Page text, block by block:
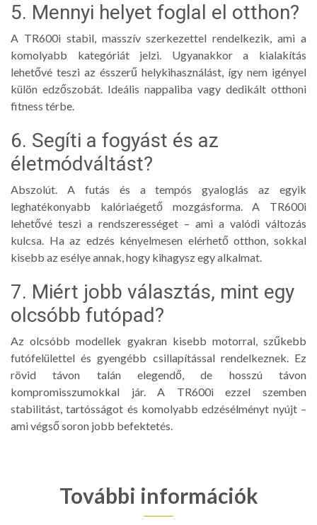
5. Mennyi helyet foglal el otthon?
A TR600i stabil, masszív szerkezettel rendelkezik, ami a
komolyabb kategóriát jelzi. Ugyanakkor a kialakítás
lehetővé teszi az ésszerű helykihasználást, így nem igényel
külön edzőszobát. Ideális nappaliba vagy dedikált otthoni
fitness térbe.
6. Segíti a fogyást és az
életmódváltást?
Abszolút. A futás és a tempós gyaloglás az egyik
leghatékonyabb kalóriaégető mozgásforma. A TR600i
lehetővé teszi a rendszerességet – ami a valódi változás
kulcsa. Ha az edzés kényelmesen elérhető otthon, sokkal
kisebb az esélye annak, hogy kihagysz egy alkalmat.
7. Miért jobb választás, mint egy
olcsóbb futópad?
Az olcsóbb modellek gyakran kisebb motorral, szűkebb
futófelülettel és gyengébb csillapítással rendelkeznek. Ez
rövid távon talán elegendő, de hosszú távon
kompromisszumokkal jár. A TR600i ezzel szemben
stabilitást, tartósságot és komolyabb edzésélményt nyújt –
ami végső soron jobb befektetés.
További információk